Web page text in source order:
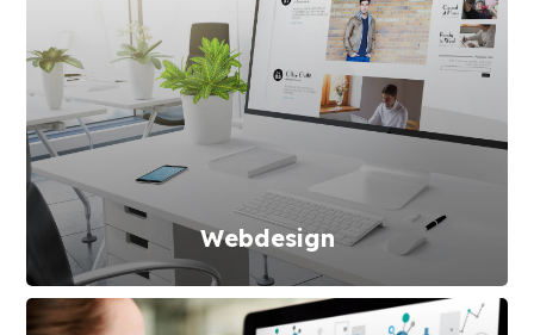
Webdesign